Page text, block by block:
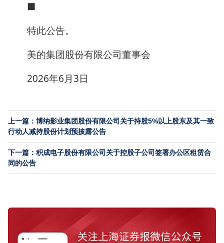
■
特此公告。
美的集团股份有限公司董事会
2026年6月3日
上一篇：博纳影业集团股份有限公司关于持股5%以上股东及其一致
行动人减持股份计划预披露公告
下一篇：积成电子股份有限公司关于控股子公司签署办公区租赁合
同的公告